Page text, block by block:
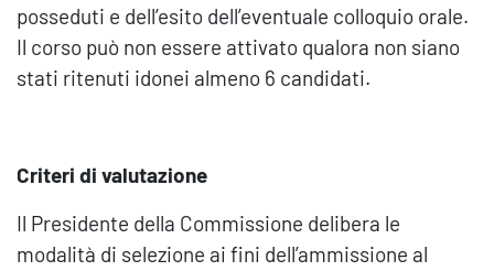
posseduti e dell’esito dell’eventuale colloquio orale.
Il corso può non essere attivato qualora non siano
stati ritenuti idonei almeno 6 candidati.
Criteri di valutazione
Il Presidente della Commissione delibera le
modalità di selezione ai fini dell’ammissione al